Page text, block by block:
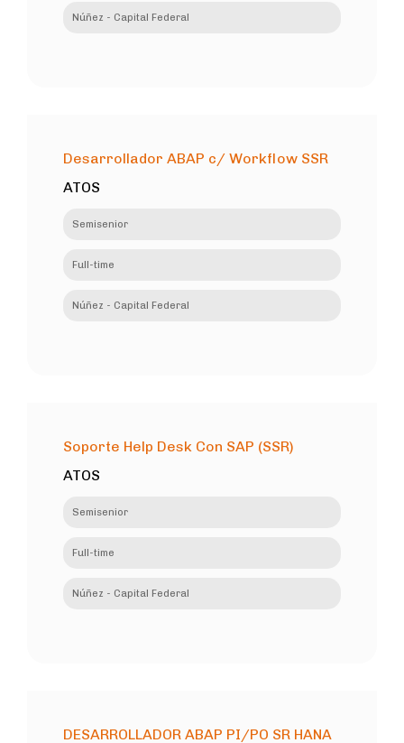
Núñez - Capital Federal
Desarrollador ABAP c/ Workflow SSR
ATOS
Semisenior
Full-time
Núñez - Capital Federal
Soporte Help Desk Con SAP (SSR)
ATOS
Semisenior
Full-time
Núñez - Capital Federal
DESARROLLADOR ABAP PI/PO SR HANA